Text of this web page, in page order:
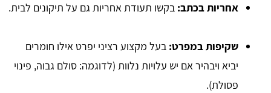
אחריות בכתב: בקשו תעודת אחריות גם על תיקונים לבית.
שקיפות במפרט: בעל מקצוע רציני יפרט אילו חומרים
יביא ויבהיר אם יש עלויות נלוות (לדוגמה: סולם גבוה, פינוי
פסולת).